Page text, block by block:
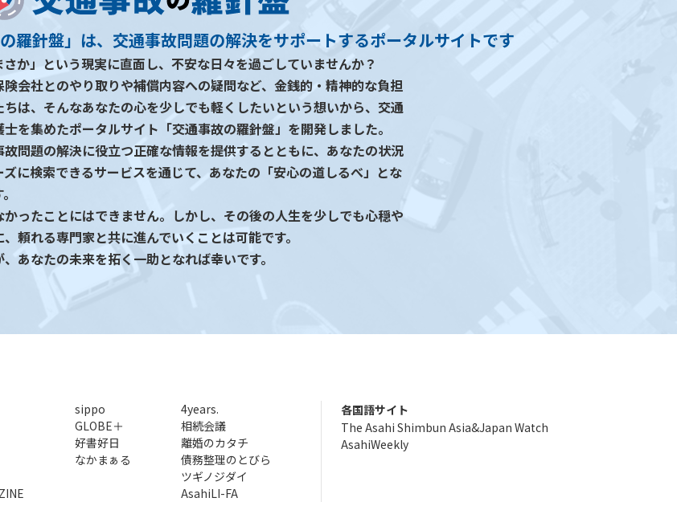
羅針盤」は、交通事故問題の解決をサポートするポータルサイトです
か」という現実に直面し、不安な日々を過ごしていませんか？
会社とのやり取りや補償内容への疑問など、金銭的・精神的な負担
は、そんなあなたの心を少しでも軽くしたいという想いから、交通
を集めたポータルサイト「交通事故の羅針盤」を開発しました。
問題の解決に役立つ正確な情報を提供するとともに、あなたの状況
に検索できるサービスを通じて、あなたの「安心の道しるべ」とな
かったことにはできません。しかし、その後の人生を少しでも心穏や
頼れる専門家と共に進んでいくことは可能です。
、あなたの未来を拓く一助となれば幸いです。
sippo
GLOBE＋
好書好日
なかまぁる
4years.
相続会議
離婚のカタチ
債務整理のとびら
ツギノジダイ
AsahiLI-FA
各国語サイト
The Asahi Shimbun Asia&Japan Watch
AsahiWeekly